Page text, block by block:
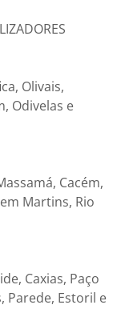
Olivais,
Odivelas e
Cacém,
Martins, Rio
Caxias, Paço
Parede, Estoril e